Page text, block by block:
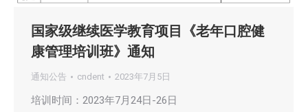
国家级继续医学教育项目《老年口腔健
康管理培训班》通知
通知公告 cndent 2023年7月5日
培训时间：2023年7月24日-26日